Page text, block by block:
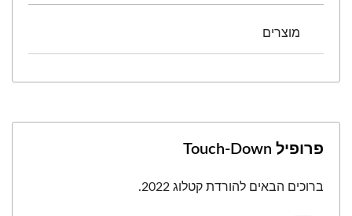
מוצרים
פרופיל Touch-Down
ברוכים הבאים להורדת קטלוג 2022.